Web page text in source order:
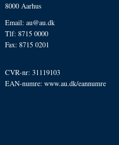
8000 Aarhus
Email: au@au.dk
Tlf: 8715 0000
Fax: 8715 0201
CVR-nr: 31119103
EAN-numre: www.au.dk/eannumre